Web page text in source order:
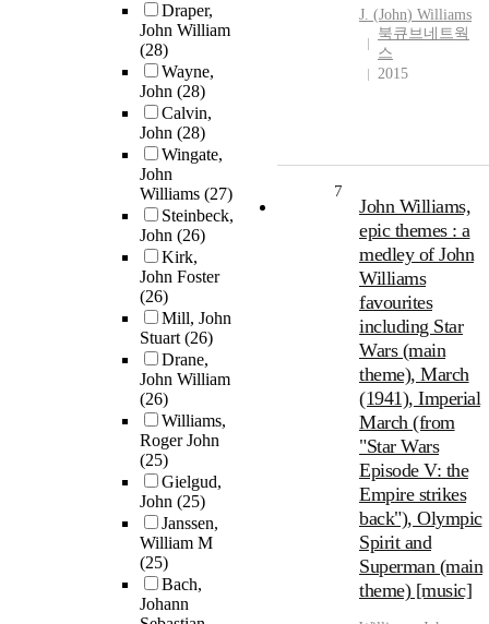
Draper,
John William
(28)
Wayne,
John (28)
Calvin,
John (28)
Wingate,
John
Williams (27)
Steinbeck,
John (26)
Kirk,
John Foster
(26)
Mill, John
Stuart(26)
Drane,
John William
(26)
Williams,
Roger John
(25)
Gielgud,
John (25)
Janssen,
William M
(25)
Bach,
Johann
J. (John) Williams
북큐브네트웍
스
2015
7
John Williams,
epic themes : a
medley of John
Williams
favourites
including Star
Wars (main
theme), March
(1941), Imperial
March (from
"Star Wars
Episode V: the
Empire strikes
back"), Olympic
Spirit and
Superman (main
theme) [music]